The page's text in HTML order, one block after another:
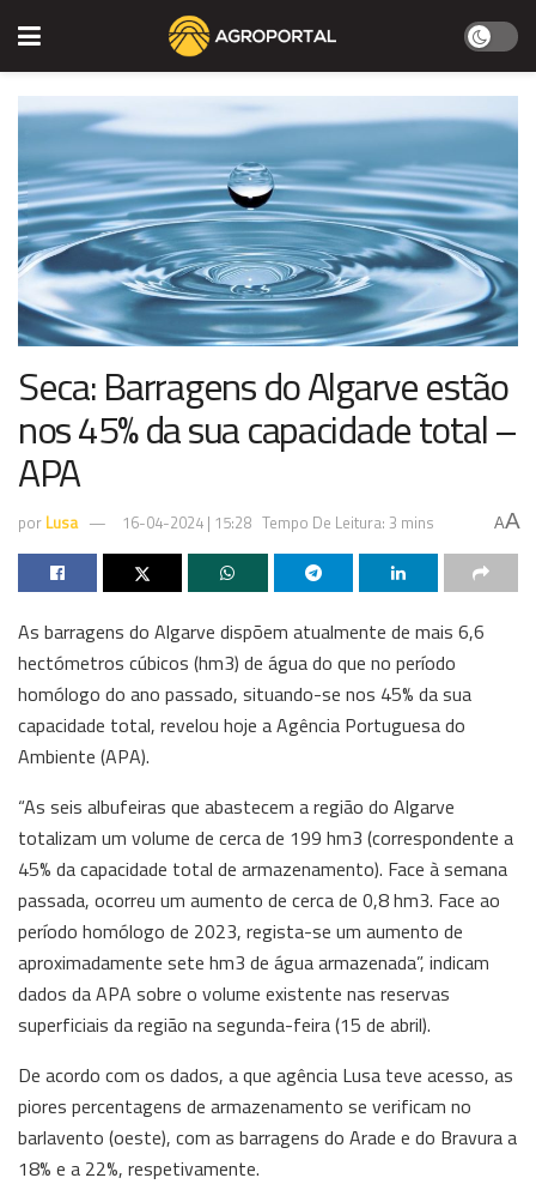
Seca: Barragens do Algarve estão
nos 45% da sua capacidade total –
APA
por Lusa 16-04-2024 | 15:28 Tempo De Leitura: 3 mins AA
As barragens do Algarve dispõem atualmente de mais 6,6
hectómetros cúbicos (hm3) de água do que no período
homólogo do ano passado, situando-se nos 45% da sua
capacidade total, revelou hoje a Agência Portuguesa do
Ambiente (APA).
“As seis albufeiras que abastecem a região do Algarve
totalizam um volume de cerca de 199 hm3 (correspondente a
45% da capacidade total de armazenamento). Face à semana
passada, ocorreu um aumento de cerca de 0,8 hm3. Face ao
período homólogo de 2023, regista-se um aumento de
aproximadamente sete hm3 de água armazenada”, indicam
dados da APA sobre o volume existente nas reservas
superficiais da região na segunda-feira (15 de abril).
De acordo com os dados, a que agência Lusa teve acesso, as
piores percentagens de armazenamento se verificam no
barlavento (oeste), com as barragens do Arade e do Bravura a
18% e a 22%, respetivamente.